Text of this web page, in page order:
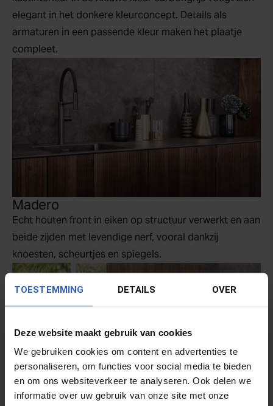
TOESTEMMING DETAILS OVER
Deze website maakt gebruik van cookies
We gebruiken cookies om content en advertenties te
personaliseren, om functies voor social media te bieden
en om ons websiteverkeer te analyseren. Ook delen we
informatie over uw gebruik van onze site met onze
elegant in het donkere kleurconcept. Details als
armaturen in een passende kleur maken het plaatje
compleet.
Madero
Echt houten front in eiken op structuur verwerkt en aan
beide zijden met levendige nerf, vooral dankzij
knoesten, scheurtjes en spiegels.